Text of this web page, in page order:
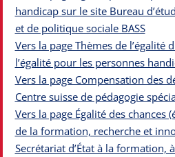
handicap sur le site Bureau
et de politique sociale BASS
Vers la page Thèmes de l’égalité
l’égalité pour les personnes
Vers la page Compensation des
Centre suisse de pédagogie
Vers la page Égalité des chances
de la formation, recherche et
Secrétariat d’État à la formation,